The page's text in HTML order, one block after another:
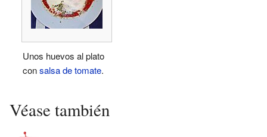
Unos huevos al plato
consalsa de tomate.
Véase también